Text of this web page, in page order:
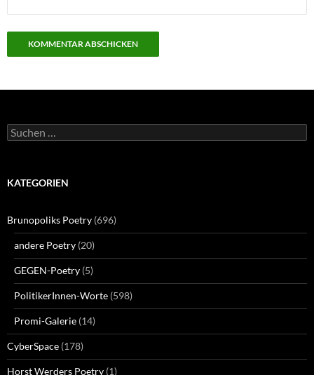
Suchen
nach:
KATEGORIEN
Brunopoliks Poetry (696)
andere Poetry (20)
GEGEN-Poetry (5)
PolitikerInnen-Worte (598)
Promi-Galerie (14)
CyberSpace (178)
Horst Werders Poetry (1)